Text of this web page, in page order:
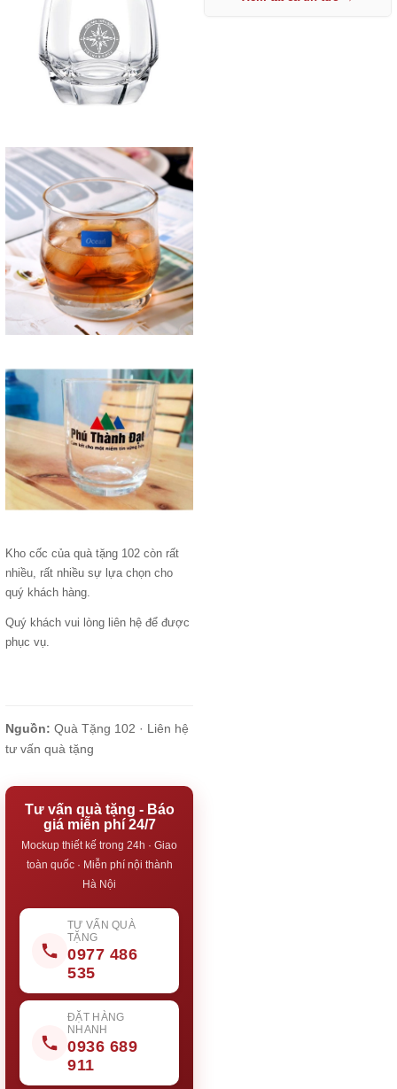
Kho cốc của quà tặng 102 còn rất
nhiều, rất nhiều sự lựa chọn cho
quý khách hàng.
Quý khách vui lòng liên hệ để được
phục vụ.
Nguồn: Quà Tặng 102 · Liên hệ
tư vấn quà tặng
Tư vấn quà tặng - Báo
giá miễn phí 24/7
Mockup thiết kế trong 24h · Giao
toàn quốc · Miễn phí nội thành
Hà Nội
TƯ VẤN QUÀ
TẶNG
0977 486
535
ĐẶT HÀNG
NHANH
0936 689
911